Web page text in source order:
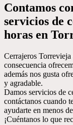
Contamos
servicios de
horas en
Cerrajeros
consecuencia
además nos gusta
y agradable.
Damos servicios de
contáctanos cuando
ayudarte en menos
¡Cuéntanos lo que